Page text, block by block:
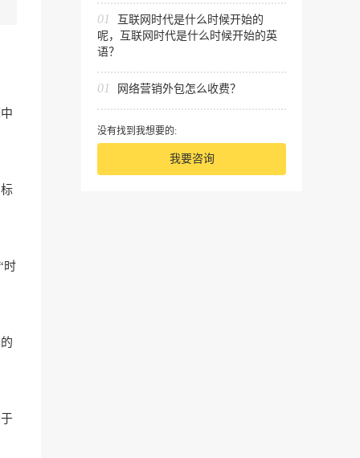
时
01
互联网时代是什么时候开始的
呢，互联网时代是什么时候开始的英
语？
01 网络营销外包怎么收费？
没有找到我想要的:
我要咨询